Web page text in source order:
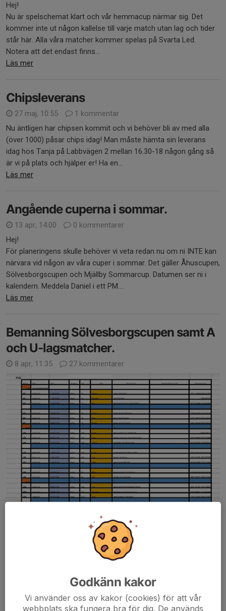
Hej!
Nu är spelschemat klart och vår hemmacup närmar sig. Det
kommer inte ut någon kallelse till varje match utan lag och tider
står här. Alla våra matcher kommer spelas på Svarta Led.
Notera att det endast finns...
Läs mer
Chipsleverans
27 maj, 10:55
1 kommentar
Nu äntligen har chipsen kommit och vi behöver bli av med alla
(över 1000) påsar chips idag! Man måste hämta sin leverans
idag hos Tanja på Labbvägen 2 mellan 16.30-18 någon gång så
är vi på plats och hjälper er! Ha en...
Läs mer
Angående cuperna i sommar.
13 apr, 14:00
0 kommentarer
Hej!
För planeringens skulle behöver vi veta redan nu om ni INTE kan
närvara vid någon av våra cuper i sommar. Det gäller Åhuscupen,
Sölvesborgscupen och Mjällby Sommarcup. Datumen ser ni i
kalendern. Meddela Daniel i ett PM....
Läs mer
Bemanning Sölvesborgscupen samt A
och U-lagsmatcher.
8 apr, 11:35 27 kommentarer
Godkänn kakor
Vi använder oss av kakor (cookies) för att vår
webbplats ska fungera bra för dig. De används